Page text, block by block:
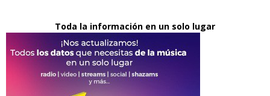
Toda la información en un solo lugar